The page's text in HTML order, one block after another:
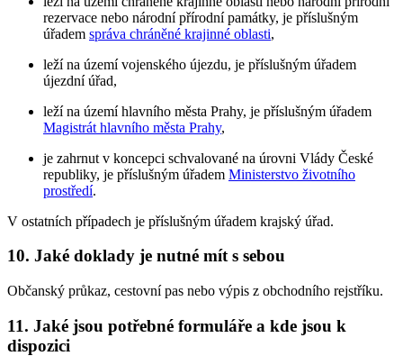
rezervace nebo národní přírodní památky, je příslušným
úřadem správa chráněné krajinné oblasti,
leží na území vojenského újezdu, je příslušným úřadem
újezdní úřad,
leží na území hlavního města Prahy, je příslušným úřadem
Magistrát hlavního města Prahy,
je zahrnut v koncepci schvalované na úrovni Vlády České
republiky, je příslušným úřadem Ministerstvo životního
prostředí.
V ostatních případech je příslušným úřadem krajský úřad.
10. Jaké doklady je nutné mít s sebou
Občanský průkaz, cestovní pas nebo výpis z obchodního rejstříku.
11. Jaké jsou potřebné formuláře a kde jsou k
dispozici